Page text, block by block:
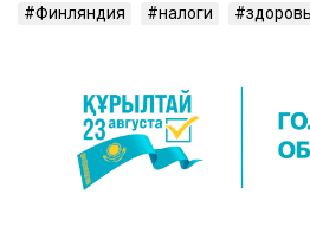
Финляндия налоги